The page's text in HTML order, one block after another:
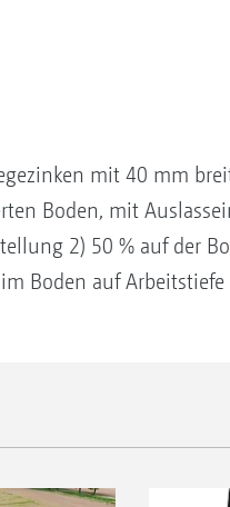
mit 40 mm
Boden, mit
2) 50 % auf der
Boden auf Arbeitstiefe